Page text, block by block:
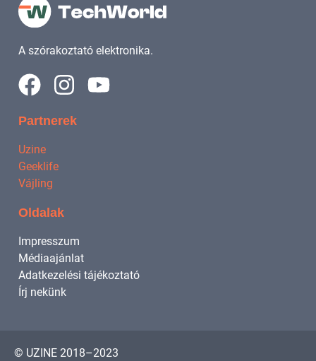
A szórakoztató elektronika.
Partnerek
Uzine
Geeklife
Vájling
Oldalak
Impresszum
Médiaajánlat
Adatkezelési tájékoztató
Írj nekünk
© UZINE 2018–2023